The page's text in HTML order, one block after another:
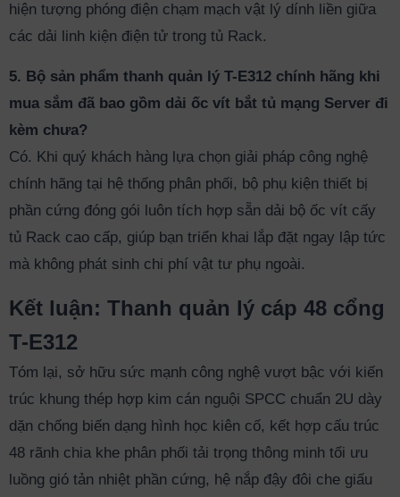
hiện tượng phóng điện chạm mạch vật lý dính liền giữa
các dải linh kiện điện tử trong tủ Rack.
5. Bộ sản phẩm thanh quản lý T-E312 chính hãng khi
mua sắm đã bao gồm dải ốc vít bắt tủ mạng Server đi
kèm chưa?
Có. Khi quý khách hàng lựa chọn giải pháp công nghệ
chính hãng tại hệ thống phân phối, bộ phụ kiện thiết bị
phần cứng đóng gói luôn tích hợp sẵn dải bộ ốc vít cấy
tủ Rack cao cấp, giúp bạn triển khai lắp đặt ngay lập tức
mà không phát sinh chi phí vật tư phụ ngoài.
Kết luận: Thanh quản lý cáp 48 cổng
T-E312
Tóm lại, sở hữu sức mạnh công nghệ vượt bậc với kiến
trúc khung thép hợp kim cán nguội SPCC chuẩn 2U dày
dặn chống biến dạng hình học kiên cố, kết hợp cấu trúc
48 rãnh chia khe phân phối tải trọng thông minh tối ưu
luồng gió tản nhiệt phần cứng, hệ nắp đậy đôi che giấu